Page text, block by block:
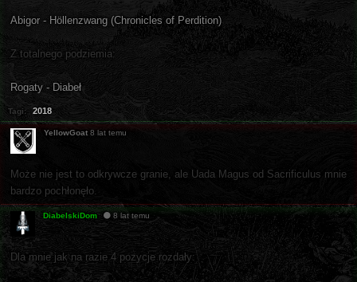
Abigor - Höllenzwang (Chronicles of Perdition)
Z totalnego podziemia:
Rogaty - Diabeł
Tagi: 2018
YellowGoat 8 lat temu
Może nie jest to odkrywcze granie, ale Uada Magus od Sacrificulus mnie
bardzo pochłonęło.
DiabelskiDom 8 lat temu
Dla mnie jak na razie 4 pozycje rozdały: